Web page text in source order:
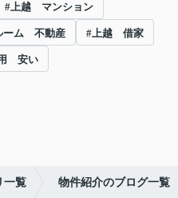
#上越 マンション
ーム 不動産 #上越 借家
安い
一覧 物件紹介のブログ一覧